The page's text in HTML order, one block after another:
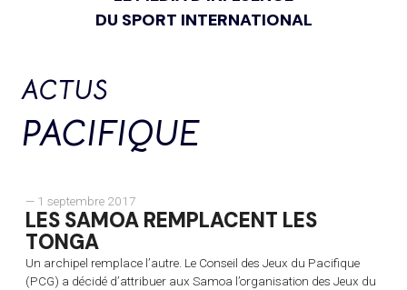
DU SPORT INTERNATIONAL
ACTUS
PACIFIQUE
— 1 septembre 2017
LES SAMOA REMPLACENT LES
TONGA
Un archipel remplace l’autre. Le Conseil des Jeux du Pacifique
(PCG) a décidé d’attribuer aux Samoa l’organisation des Jeux du